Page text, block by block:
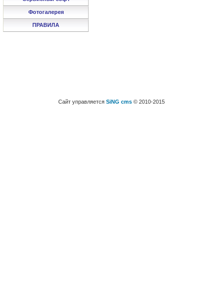
Фотогалерея
ПРАВИЛА
Сайт управляется SiNG cms © 2010-2015